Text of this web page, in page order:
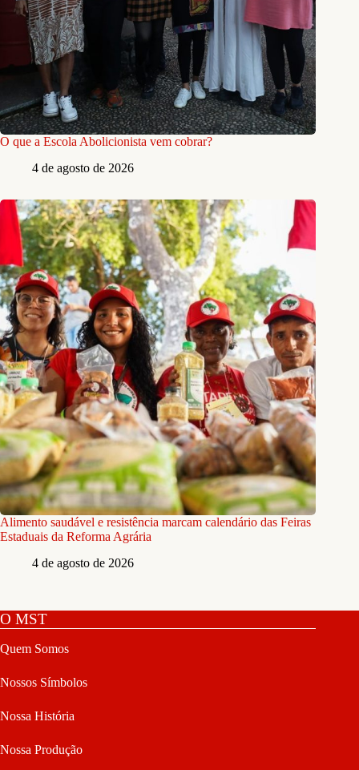
O que a Escola Abolicionista vem cobrar?
4 de agosto de 2026
Alimento saudável e resistência marcam calendário das Feiras
Estaduais da Reforma Agrária
4 de agosto de 2026
O MST
Quem Somos
Nossos Símbolos
Nossa História
Nossa Produção